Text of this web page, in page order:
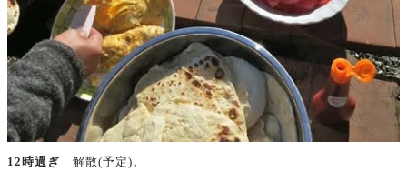
12時過ぎ 解散(予定)。